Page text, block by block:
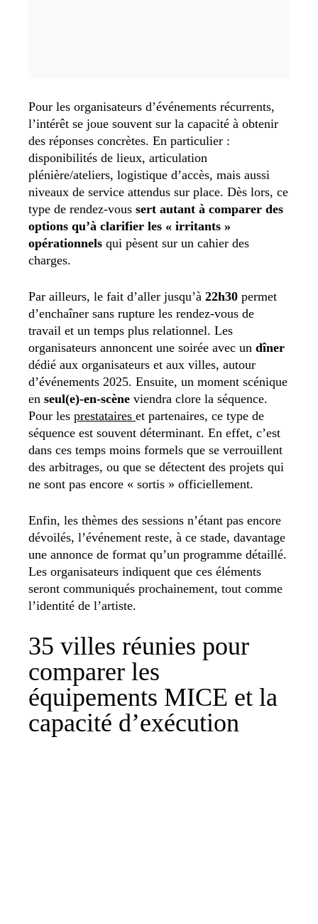
Pour les organisateurs d’événements récurrents,
l’intérêt se joue souvent sur la capacité à obtenir
des réponses concrètes. En particulier :
disponibilités de lieux, articulation
plénière/ateliers, logistique d’accès, mais aussi
niveaux de service attendus sur place. Dès lors, ce
type de rendez-vous sert autant à comparer des
options qu’à clarifier les « irritants »
opérationnels qui pèsent sur un cahier des
charges.
Par ailleurs, le fait d’aller jusqu’à 22h30 permet
d’enchaîner sans rupture les rendez-vous de
travail et un temps plus relationnel. Les
organisateurs annoncent une soirée avec un dîner
dédié aux organisateurs et aux villes, autour
d’événements 2025. Ensuite, un moment scénique
en seul(e)-en-scène viendra clore la séquence.
Pour les prestataires et partenaires, ce type de
séquence est souvent déterminant. En effet, c’est
dans ces temps moins formels que se verrouillent
des arbitrages, ou que se détectent des projets qui
ne sont pas encore « sortis » officiellement.
Enfin, les thèmes des sessions n’étant pas encore
dévoilés, l’événement reste, à ce stade, davantage
une annonce de format qu’un programme détaillé.
Les organisateurs indiquent que ces éléments
seront communiqués prochainement, tout comme
l’identité de l’artiste.
35 villes réunies pour
comparer les
équipements MICE et la
capacité d’exécution